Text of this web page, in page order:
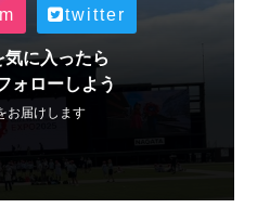
twitter
気に入ったら
ォローしよう
お届けします